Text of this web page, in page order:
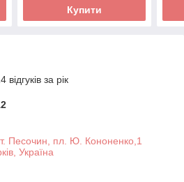
Купити
за рік
Песочин, пл. Ю. Кононенко,1
Україна